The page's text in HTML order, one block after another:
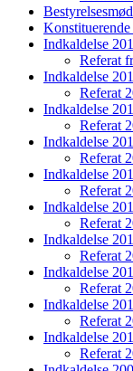
Konstituerende
Indkaldelse
Referat
Indkaldelse
Referat
Indkaldelse
Referat
Indkaldelse
Referat
Indkaldelse
Referat
Indkaldelse
Referat
Indkaldelse
Referat
Indkaldelse
Referat
Indkaldelse
Referat
Indkaldelse
Referat